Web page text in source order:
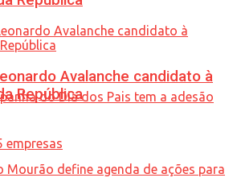
Avalanche candidato à
República